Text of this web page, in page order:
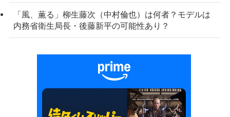
「風、薫る」柳生藤次（中村倫也）は何者？モデルは
内務省衛生局長・後藤新平の可能性あり？